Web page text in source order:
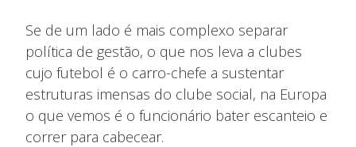
Se de um lado é mais complexo separar
política de gestão, o que nos leva a clubes
cujo futebol é o carro-chefe a sustentar
estruturas imensas do clube social, na Europa
o que vemos é o funcionário bater escanteio e
correr para cabecear.